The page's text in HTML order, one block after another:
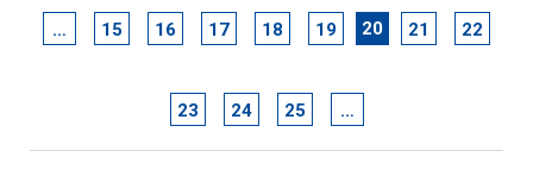
… 15 16 17 18 19 20 21 22
23 24 25 …